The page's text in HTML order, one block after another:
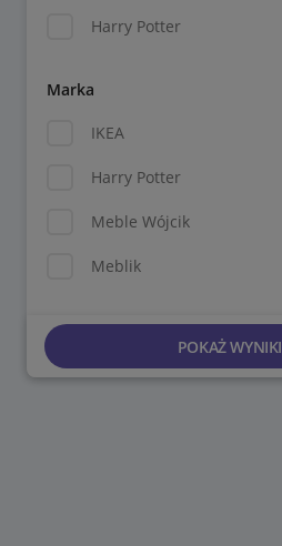
Harry Potter
Marka
IKEA
Harry Potter
Meble Wójcik
Meblik
POKAŻ WYNIKI